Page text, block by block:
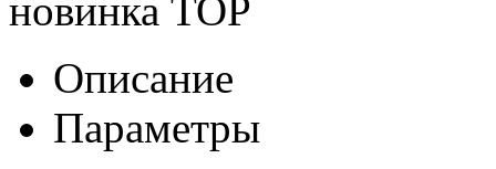
новинка TOP
Описание
Параметры